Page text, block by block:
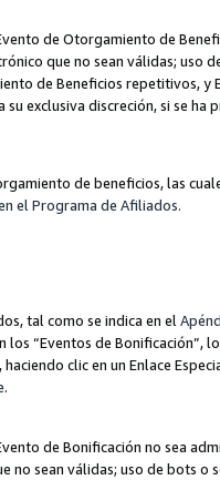
de Otorgamiento de
que no sean válidas;
de Beneficios repetitivos,
su exclusiva discreción, si se
de beneficios, las
el Programa de Afiliados.
tal como se indica en el
“Eventos de
haciendo clic en un Enlace
.
de Bonificación no sea
sean válidas; uso de bots